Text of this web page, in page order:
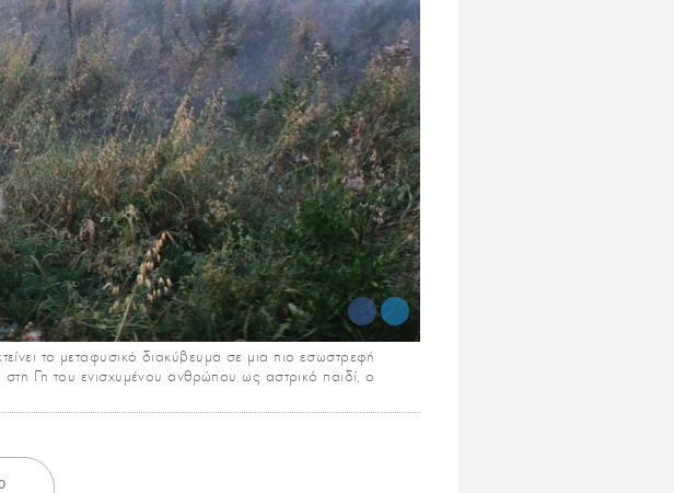
το μεταφυσικό διακύβευμα σε μια πιο εσωστρεφή
Γη του ενισχυμένου ανθρώπου ως αστρικό παιδί, ο